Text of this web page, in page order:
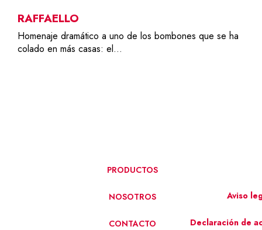
RAFFAELLO
Homenaje dramático a uno de los bombones que se ha
colado en más casas: el…
PRODUCTOS
NOSOTROS
CONTACTO
Aviso
Declaración de